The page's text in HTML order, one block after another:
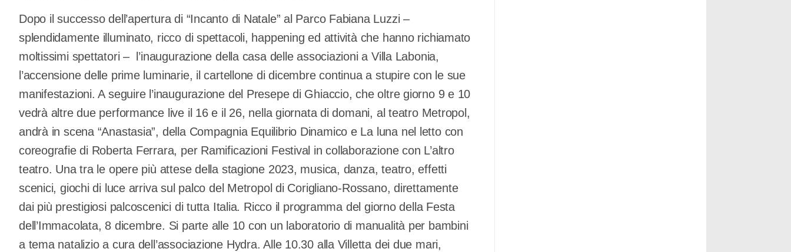
Dopo il successo dell’apertura di “Incanto di Natale” al Parco Fabiana Luzzi –
splendidamente illuminato, ricco di spettacoli, happening ed attività che hanno richiamato
moltissimi spettatori – l’inaugurazione della casa delle associazioni a Villa Labonia,
l’accensione delle prime luminarie, il cartellone di dicembre continua a stupire con le sue
manifestazioni. A seguire l’inaugurazione del Presepe di Ghiaccio, che oltre giorno 9 e 10
vedrà altre due performance live il 16 e il 26, nella giornata di domani, al teatro Metropol,
andrà in scena “Anastasia”, della Compagnia Equilibrio Dinamico e La luna nel letto con
coreografie di Roberta Ferrara, per Ramificazioni Festival in collaborazione con L’altro
teatro. Una tra le opere più attese della stagione 2023, musica, danza, teatro, effetti
scenici, giochi di luce arriva sul palco del Metropol di Corigliano-Rossano, direttamente
dai più prestigiosi palcoscenici di tutta Italia. Ricco il programma del giorno della Festa
dell’Immacolata, 8 dicembre. Si parte alle 10 con un laboratorio di manualità per bambini
a tema natalizio a cura dell’associazione Hydra. Alle 10.30 alla Villetta dei due mari,